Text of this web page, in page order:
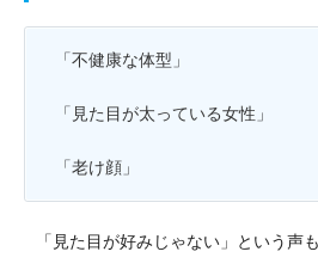
「不健康な体型」
「見た目が太っている女性」
「老け顔」
「見た目が好みじゃない」という声